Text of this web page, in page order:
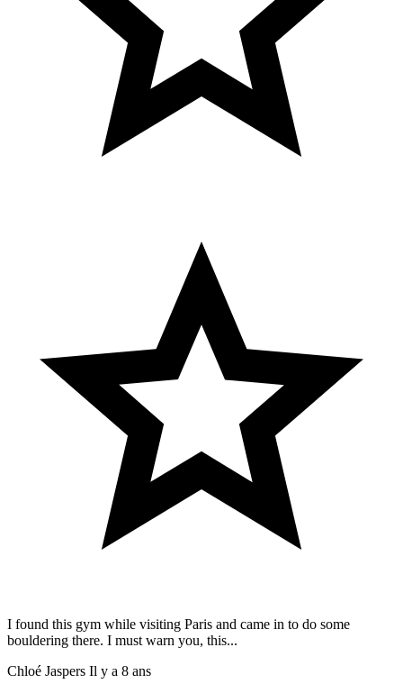
I found this gym while visiting Paris and came in to do some
bouldering there. I must warn you, this...
Chloé Jaspers Il y a 8 ans